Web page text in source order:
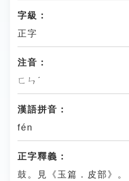
字級：
正字
注音：
ㄈㄣˊ
漢語拼音：
fén
正字釋義：
鼓。見《玉篇．皮部》。